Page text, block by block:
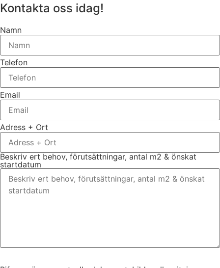
Kontakta oss idag!
Namn
Telefon
Email
Adress + Ort
Beskriv ert behov, förutsättningar, antal m2 & önskat
startdatum